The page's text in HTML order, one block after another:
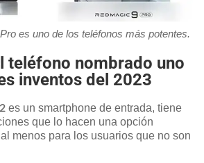
es uno de los teléfonos más potentes.
teléfono nombrado uno
inventos del 2023
es un smartphone de entrada, tiene
que lo hacen una opción
menos para los usuarios que no son